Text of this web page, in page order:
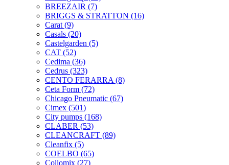
BREEZAIR (7)
BRIGGS & STRATTON (16)
Carat (9)
Casals (20)
Castelgarden (5)
CAT (52)
Cedima (36)
Cedrus (323)
CENTO FERARRA (8)
Ceta Form (72)
Chicago Pneumatic (67)
Cimex (501)
City pumps (168)
CLABER (53)
CLEANCRAFT (89)
Cleanfix (5)
COELBO (65)
Collomix (27)